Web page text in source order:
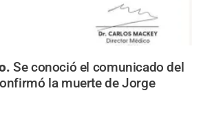
Se conoció el comunicado del
la muerte de Jorge